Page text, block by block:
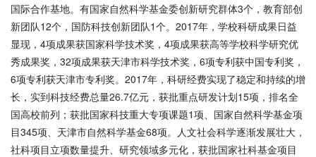
国际合作基地。有国家自然科学基金委创新研究群体3个，教育部创
新团队12个，国防科技创新团队1个。2017年，学校科研成果日益
显现，4项成果获国家科学技术奖，4项成果获高等学校科学研究优
秀成果奖，32项成果获天津市科学技术奖，6项专利获中国专利奖，
6项专利获天津市专利奖。2017年，科研经费实现了稳定和持续的增
长，实到科技经费总量26.7亿元，获批重点研发计划15项，排名全
国高校前列；获批国家科技重大专项课题1项、国家自然科学基金项
目345项、天津市自然科学基金68项。人文社会科学逐渐发展壮大，
社科项目立项数量提升、研究领域多元化，获批国家社科基金项目